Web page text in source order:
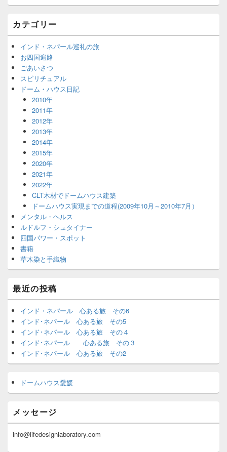
カテゴリー
インド・ネパール巡礼の旅
お四国遍路
ごあいさつ
スピリチュアル
ドーム・ハウス日記
2010年
2011年
2012年
2013年
2014年
2015年
2020年
2021年
2022年
CLT木材でドームハウス建築
ドームハウス実現までの道程(2009年10月～2010年7月）
メンタル・ヘルス
ルドルフ・シュタイナー
四国パワー・スポット
書籍
草木染と手織物
最近の投稿
インド・ネパール 心ある旅 その6
インド･ネパール 心ある旅 その5
インド･ネパール 心ある旅 その４
インド･ネパール 心ある旅 その３
インド･ネパール 心ある旅 その2
ドームハウス愛媛
メッセージ
info@lifedesignlaboratory.com